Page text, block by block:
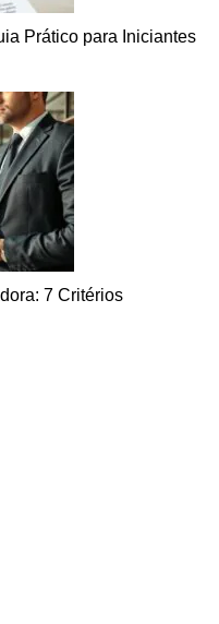
Prático para Iniciantes
7 Critérios